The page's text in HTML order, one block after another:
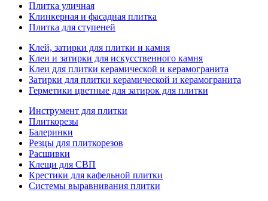
Плитка уличная
Клинкерная и фасадная плитка
Плитка для ступеней
Клей, затирки для плитки и камня
Клеи и затирки для искусственного камня
Клеи для плитки керамической и керамогранита
Затирки для плитки керамической и керамогранита
Герметики цветные для затирок для плитки
Инструмент для плитки
Плиткорезы
Балеринки
Резцы для плиткорезов
Расшивки
Клещи для СВП
Крестики для кафельной плитки
Системы выравнивания плитки